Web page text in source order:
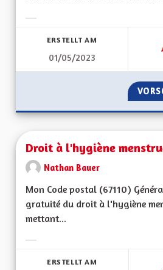
ERSTELLT AM
01/05/2023
Droit à l'hygiène
Nathan Bauer
Mon Code postal (67110)
gratuité du droit à l'hygiène
mettant...
ERSTELLT AM